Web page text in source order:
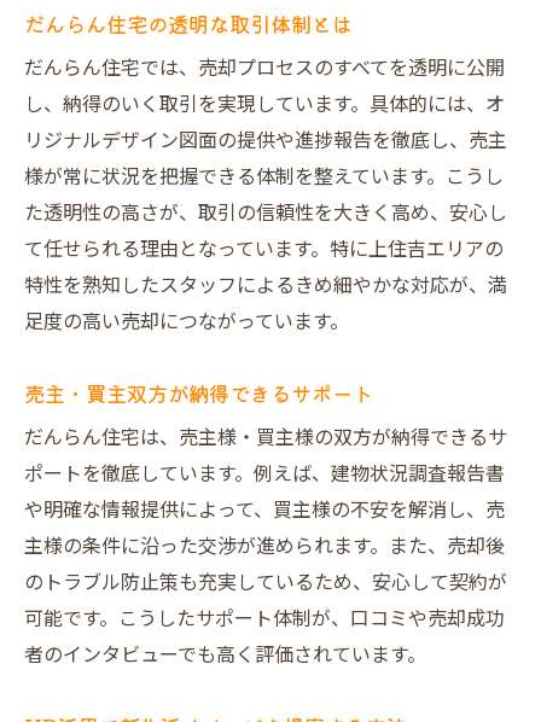
だんらん住宅の透明な取引体制とは
だんらん住宅では、売却プロセスのすべてを透明に公開
し、納得のいく取引を実現しています。具体的には、オ
リジナルデザイン図面の提供や進捗報告を徹底し、売主
様が常に状況を把握できる体制を整えています。こうし
た透明性の高さが、取引の信頼性を大きく高め、安心し
て任せられる理由となっています。特に上住吉エリアの
特性を熟知したスタッフによるきめ細やかな対応が、満
足度の高い売却につながっています。
売主・買主双方が納得できるサポート
だんらん住宅は、売主様・買主様の双方が納得できるサ
ポートを徹底しています。例えば、建物状況調査報告書
や明確な情報提供によって、買主様の不安を解消し、売
主様の条件に沿った交渉が進められます。また、売却後
のトラブル防止策も充実しているため、安心して契約が
可能です。こうしたサポート体制が、口コミや売却成功
者のインタビューでも高く評価されています。